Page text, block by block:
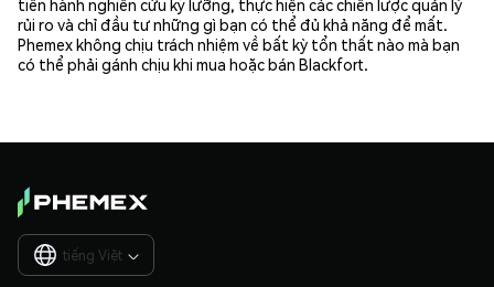
tiến hành nghiên cứu kỹ lưỡng, thực hiện các chiến lược quản lý
rủi ro và chỉ đầu tư những gì bạn có thể đủ khả năng để mất.
Phemex không chịu trách nhiệm về bất kỳ tổn thất nào mà bạn
có thể phải gánh chịu khi mua hoặc bán Blackfort.
tiếng Việt 